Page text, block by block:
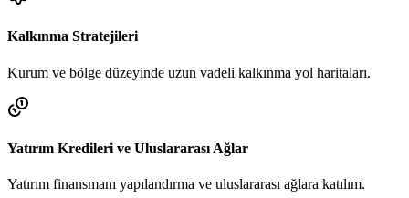
Kalkınma Stratejileri
Kurum ve bölge düzeyinde uzun vadeli kalkınma yol haritaları.
Yatırım Kredileri ve Uluslararası Ağlar
Yatırım finansmanı yapılandırma ve uluslararası ağlara katılım.